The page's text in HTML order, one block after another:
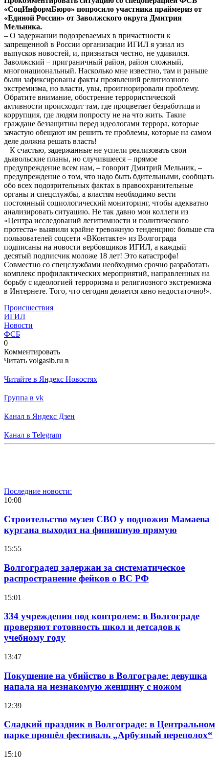
«СоцИнформБюро» попросило участника праймериз от
«Единой России» от Заволжского округа Дмитрия
Мельника.
– О задержании подозреваемых в причастности к
запрещенной в России организации ИГИЛ я узнал из
выпусков новостей, и, признаться честно, не удивился.
Заволжский – приграничный район, район сложный,
многонациональный. Насколько мне известно, там и раньше
были зафиксированы факты проявлений религиозного
экстремизма, но власти, увы, проигнорировали проблему.
Обратите внимание, обострение террористической
активности происходит там, где процветает безработица и
коррупция, где людям попросту не на что жить. Такие
граждане беззащитны перед идеологами террора, которые
зачастую обещают им решить те проблемы, которые на самом
деле должна решать власть!
– К счастью, задержанные не успели реализовать свои
дьявольские планы, но случившееся – прямое
предупреждение всем нам, – говорит Дмитрий Мельник, –
предупреждение о том, что надо быть бдительными, сообщать
обо всех подозрительных фактах в правоохранительные
органы и спецслужбы, а властям необходимо вести
постоянный социологический мониторинг, чтобы адекватно
анализировать ситуацию. Не так давно мои коллеги из
«Центра исследований легитимности и политического
протеста» выявили крайне тревожную тенденцию: больше ста
пользователей соцсети «ВКонтакте» из Волгограда
подписаны на новости вербовщиков ИГИЛ, а каждый
десятый подписчик моложе 18 лет! Это катастрофа!
Совместно со спецслужбами необходимо срочно разработать
комплекс профилактических мероприятий, направленных на
борьбу с идеологией терроризма и религиозного экстремизма
в Интернете. Того, что сегодня делается явно недостаточно!».
Происшествия
ИГИЛ
Новости
ФСБ
0
Комментировать
Читать volgasib.ru в
Читайте в Яндекс Новостях
Группа в vk
Канал в Яндекс Дзен
Канал в Telegram
Последние новости:
10:08
Строительство музея СВО у подножия Мамаева
кургана выходит на финишную прямую
15:55
Волгоградец задержан за систематическое
распространение фейков о ВС РФ
15:01
334 учреждения под контролем: в Волгограде
проверяют готовность школ и детсадов к
учебному году
13:47
Покушение на убийство в Волгограде: девушка
напала на незнакомую женщину с ножом
12:39
Сладкий праздник в Волгограде: в Центральном
парке прошёл фестиваль „Арбузный переполох“
15:10